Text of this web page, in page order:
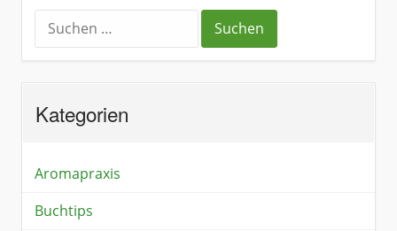
Kategorien
Aromapraxis
Buchtips